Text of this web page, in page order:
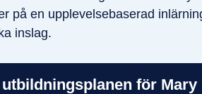
på en upplevelsebaserad
inslag.
för Mary